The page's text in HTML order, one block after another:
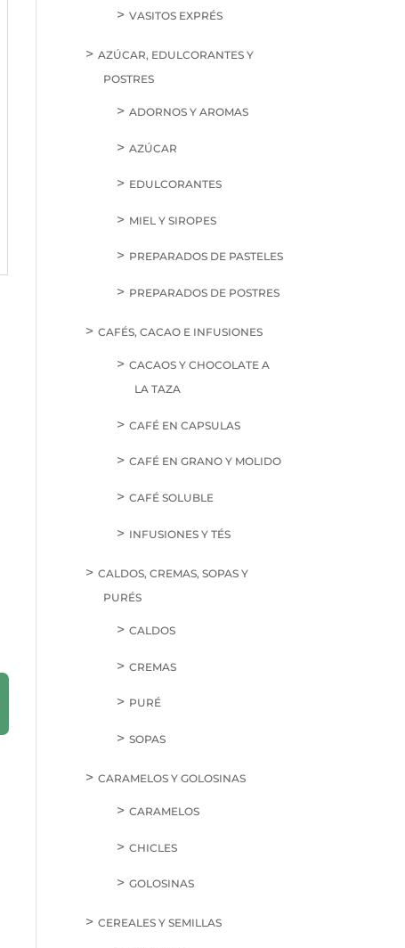
VASITOS EXPRÉS
AZÚCAR, EDULCORANTES Y
POSTRES
ADORNOS Y AROMAS
AZÚCAR
EDULCORANTES
MIEL Y SIROPES
PREPARADOS DE PASTELES
PREPARADOS DE POSTRES
CAFÉS, CACAO E INFUSIONES
CACAOS Y CHOCOLATE A
LA TAZA
CAFÉ EN CAPSULAS
CAFÉ EN GRANO Y MOLIDO
CAFÉ SOLUBLE
INFUSIONES Y TÉS
CALDOS, CREMAS, SOPAS Y
PURÉS
CALDOS
CREMAS
PURÉ
SOPAS
CARAMELOS Y GOLOSINAS
CARAMELOS
CHICLES
GOLOSINAS
CEREALES Y SEMILLAS